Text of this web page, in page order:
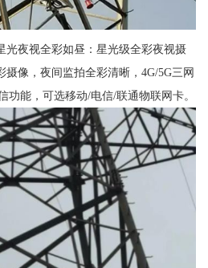
光夜视全彩如昼：星光级全彩夜视摄
像，夜间监拍全彩清晰，4G/5G三网
功能，可选移动/电信/联通物联网卡。